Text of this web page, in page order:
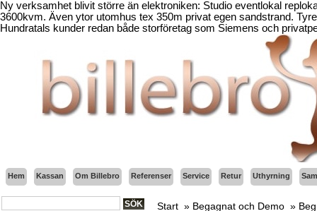
Ny verksamhet blivit större än elektroniken: Studio eventlokal
3600kvm. Även ytor utomhus tex 350m privat egen sandstrand.
Hundratals kunder redan både storföretag som Siemens och
Hem Kassan Om Billebro Referenser Service Retur Uthyrning
Start » Begagnat och Demo »